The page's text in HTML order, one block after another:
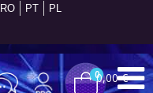
RO PT PL
00,00 €